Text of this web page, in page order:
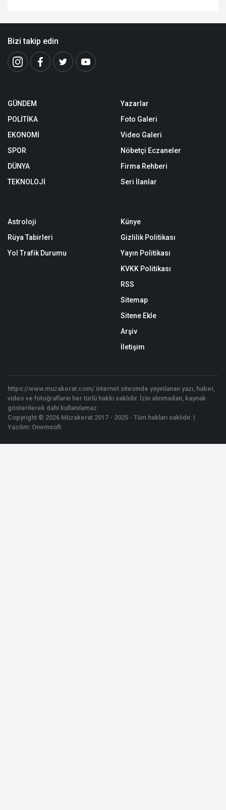
Bizi takip edin
GÜNDEM
POLİTİKA
EKONOMİ
SPOR
DÜNYA
TEKNOLOJİ
Yazarlar
Foto Galeri
Video Galeri
Nöbetçi Eczaneler
Firma Rehberi
Seri İlanlar
Astroloji
Rüya Tabirleri
Yol Trafik Durumu
Künye
Gizlilik Politikası
Yayın Politikası
KVKK Politikası
RSS
Sitemap
Sitene Ekle
Arşiv
İletişim
https://www.muzakerat.com/ internet sitesinde yayınlanan yazı, haber,
video ve fotoğrafların her türlü hakkı saklıdır. İzin alınmadan, kaynak
gösterilerek dahi kullanılamaz.
Copyright © 2026 Müzakerat 2017 - 2025 - Tüm hakları saklıdır. |
Yazılım: Onemsoft